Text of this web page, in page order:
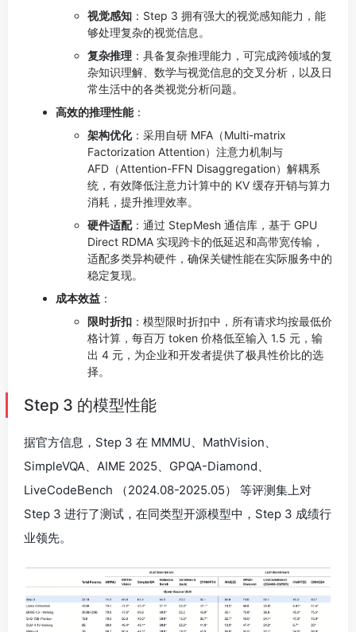
视觉感知 ：Step 3 拥有强大的视觉感知能力，能
够处理复杂的视觉信息。
复杂推理 ：具备复杂推理能力，可完成跨领域的复
杂知识理解、数学与视觉信息的交叉分析，以及日
常生活中的各类视觉分析问题。
高效的推理性能：
架构优化：采用自研 MFA（Multi-matrix
Factorization Attention）注意力机制与
AFD（Attention-FFN Disaggregation）解耦系
统，有效降低注意力计算中的 KV 缓存开销与算力
消耗，提升推理效率。
硬件适配：通过 StepMesh 通信库，基于 GPU
Direct RDMA 实现跨卡的低延迟和高带宽传输，
适配多类异构硬件，确保关键性能在实际服务中的
稳定复现。
成本效益 ：
限时折扣 ：模型限时折扣中，所有请求均按最低价
格计算，每百万 token 价格低至输入 1.5 元，输
出 4 元，为企业和开发者提供了极具性价比的选
择。
Step 3 的模型性能
据官方信息，Step 3 在 MMMU、MathVision、
SimpleVQA、AIME 2025、GPQA-Diamond、
LiveCodeBench （2024.08-2025.05） 等评测集上对
Step 3 进行了测试，在同类型开源模型中，Step 3 成绩行
业领先。